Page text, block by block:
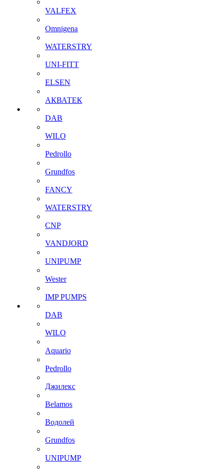
VALFEX
Omnigena
WATERSTRY
UNI-FITT
ELSEN
АКВАТЕК
DAB
WILO
Pedrollo
Grundfos
FANCY
WATERSTRY
CNP
VANDJORD
UNIPUMP
Wester
IMP PUMPS
DAB
WILO
Aquario
Pedrollo
Джилекс
Belamos
Водолей
Grundfos
UNIPUMP